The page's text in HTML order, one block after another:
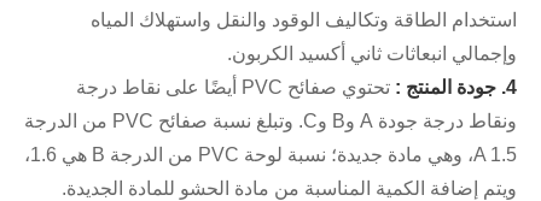
استخدام الطاقة وتكاليف الوقود والنقل واستهلاك المياه
وإجمالي انبعاثات ثاني أكسيد الكربون.
4. جودة المنتج :
تحتوي صفائح PVC أيضًا على نقاط درجة
ونقاط درجة جودة A وB وC. وتبلغ نسبة صفائح PVC من الدرجة
A 1.5، وهي مادة جديدة؛ نسبة لوحة PVC من الدرجة B هي 1.6،
ويتم إضافة الكمية المناسبة من مادة الحشو للمادة الجديدة.